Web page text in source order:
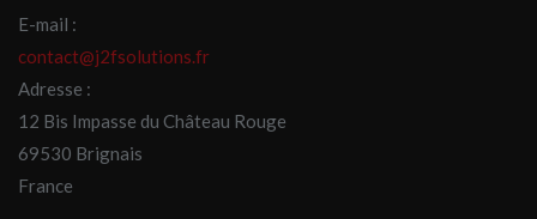
E-mail :
contact@j2fsolutions.fr
Adresse :
12 Bis Impasse du Château Rouge
69530 Brignais
France